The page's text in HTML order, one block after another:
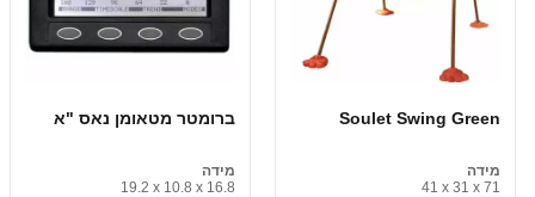
ברומטר מטאומן נאס "א
מידה
19.2 x 10.8 x 16.8
Soulet Swing Green
מידה
41 x 31 x 71